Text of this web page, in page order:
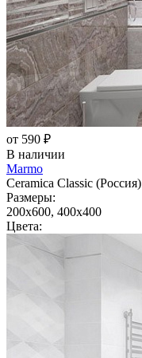
от 590 ₽
В наличии
Marmo
Ceramica Classic (Россия)
Размеры:
200x600, 400x400
Цвета: